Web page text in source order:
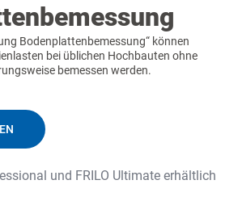
Bodenplattenbemessung“ können
bei üblichen Hochbauten ohne
bemessen werden.
und FRILO Ultimate erhältlich